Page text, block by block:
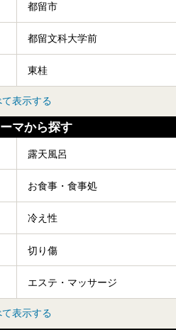
都留市
都留文科大学前
東桂
表示する
マから探す
露天風呂
お食事・食事処
冷え性
切り傷
エステ・マッサージ
表示する